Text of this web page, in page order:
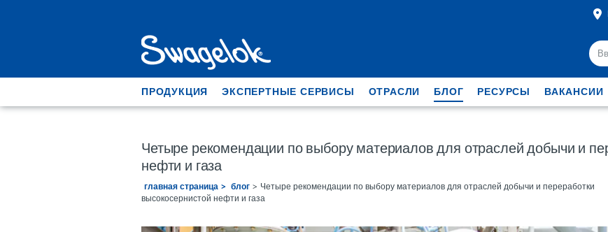
ПРОДУКЦИЯ ЭКСПЕРТНЫЕ СЕРВИСЫ ОТРАСЛИ БЛОГ РЕСУРСЫ ВАКАНСИИ
Четыре рекомендации по выбору материалов для отраслей добычи и
нефти и газа
главная страница блог
Четыре рекомендации по выбору материалов для отраслей добычи и переработки
высокосернистой нефти и газа